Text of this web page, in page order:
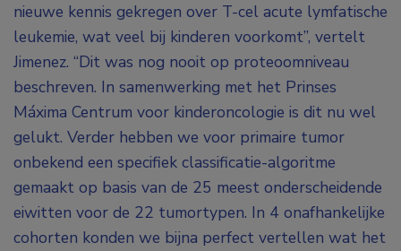
nieuwe kennis gekregen over T-cel acute lymfatische
leukemie, wat veel bij kinderen voorkomt”, vertelt
Jimenez. “Dit was nog nooit op proteoomniveau
beschreven. In samenwerking met het Prinses
Máxima Centrum voor kinderoncologie is dit nu wel
gelukt. Verder hebben we voor primaire tumor
onbekend een specifiek classificatie-algoritme
gemaakt op basis van de 25 meest onderscheidende
eiwitten voor de 22 tumortypen. In 4 onafhankelijke
cohorten konden we bijna perfect vertellen wat het